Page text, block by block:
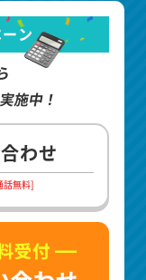
ン
施中！
わせ
話無料]